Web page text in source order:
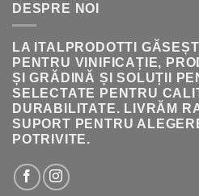
DESPRE NOI
LA ITALPRODOTTI
PENTRU VINIFICAȚIE,
ȘI GRĂDINĂ ȘI SOLUȚII
SELECTATE PENTRU
DURABILITATE. LIVRĂM
SUPORT PENTRU
POTRIVITE.